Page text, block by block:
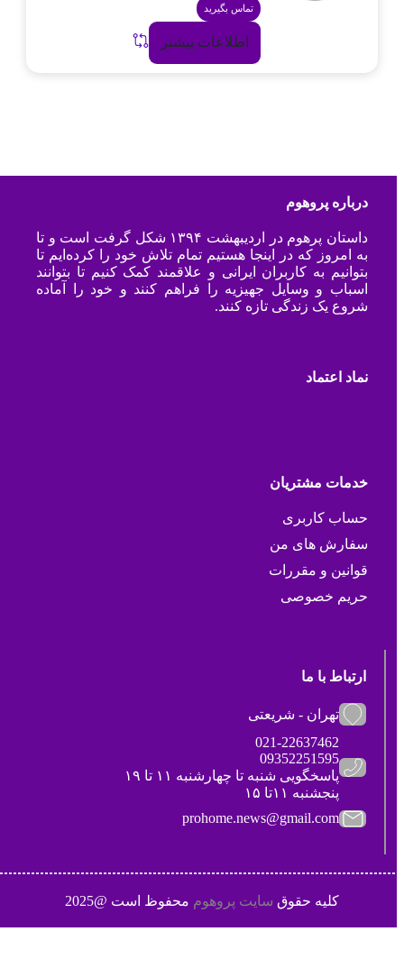
تماس بگیرید
اطلاعات بیشتر
درباره پروهوم
داستان پرهوم در اردیبهشت ۱۳۹۴ شکل گرفت است و تا
به امروز که در اینجا هستیم تمام تلاش خود را کرده‌ایم تا
بتوانیم به کاربران ایرانی و علاقمند کمک کنیم تا بتوانند
اسباب و وسایل جهیزیه را فراهم کنند و خود را آماده
شروع یک زندگی تازه کنند.
نماد اعتماد
خدمات مشتریان
حساب کاربری
سفارش های من
قوانین و مقررات
حریم خصوصی
ارتباط با ما
تهران - شریعتی
021-22637462
09352251595
پاسخگویی شنبه تا چهارشنبه ۱۱ تا ۱۹
پنجشنبه ۱۱تا ۱۵
prohome.news@gmail.com
کلیه حقوقسایت پروهوممحفوظ است @2025